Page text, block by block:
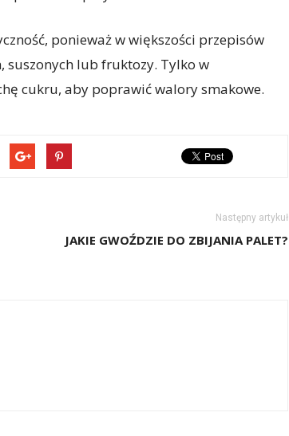
ponieważ w większości przepisów
suszonych lub fruktozy. Tylko w
cukru, aby poprawić walory smakowe.
Następny artykuł
JAKIE GWOŹDZIE DO ZBIJANIA PALET?